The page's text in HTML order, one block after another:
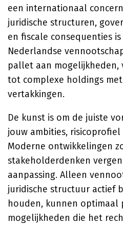
een internationaal
juridische structuren,
en fiscale consequenties
Nederlandse
pallet aan mogelijkheden,
tot complexe holdings
vertakkingen.
De kunst is om de juiste
jouw ambities,
Moderne ontwikkelingen
stakeholderdenken
aanpassing. Alleen
juridische structuur actief
houden, kunnen optimaal
mogelijkheden die het